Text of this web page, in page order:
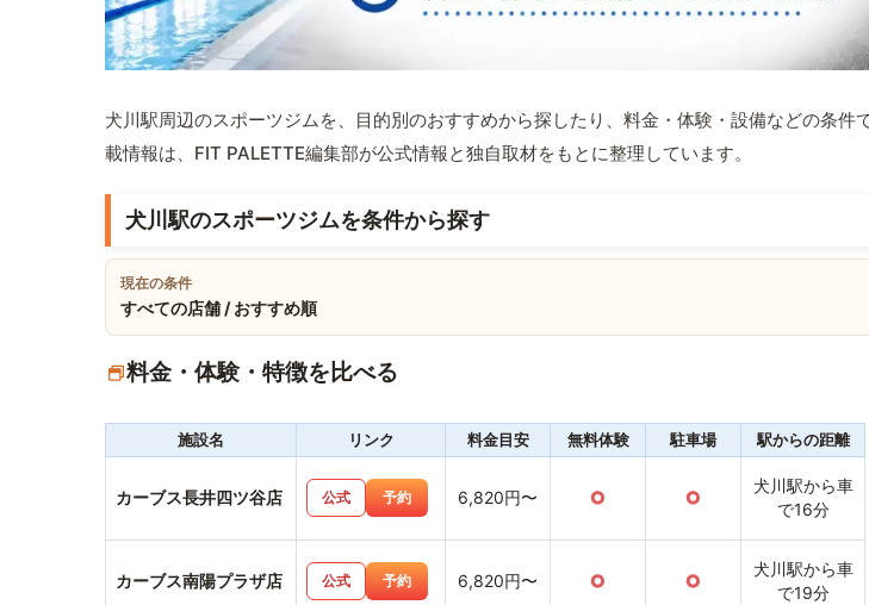
犬川駅周辺のスポーツジムを、目的別のおすすめから探したり、料金・体験・設備などの条件
載情報は、FIT PALETTE編集部が公式情報と独自取材をもとに整理しています。
犬川駅のスポーツジムを条件から探す
現在の条件
すべての店舗 / おすすめ順
料金・体験・特徴を比べる
施設名 リンク 料金目安 無料体験 駐車場 駅からの距離
カーブス長井四ツ谷店 公式 予約 6,820円〜 ○ ○
犬川駅から車
で16分
カーブス南陽プラザ店 公式 予約 6,820円〜 ○ ○
犬川駅から車
で19分